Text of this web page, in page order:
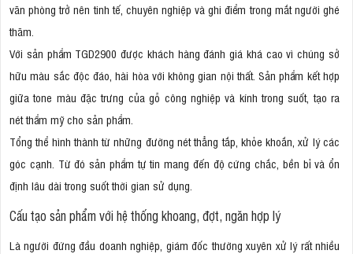
văn phòng trở nên tinh tế, chuyên nghiệp và ghi điểm trong mắt người ghé
thăm.
Với sản phẩm TGD2900 được khách hàng đánh giá khá cao vì chúng sở
hữu màu sắc độc đáo, hài hòa với không gian nội thất. Sản phẩm kết hợp
giữa tone màu đặc trưng của gỗ công nghiệp và kính trong suốt, tạo ra
nét thẩm mỹ cho sản phẩm.
Tổng thể hình thành từ những đường nét thẳng tắp, khỏe khoắn, xử lý các
góc cạnh. Từ đó sản phẩm tự tin mang đến độ cứng chắc, bền bỉ và ổn
định lâu dài trong suốt thời gian sử dụng.
Cấu tạo sản phẩm với hệ thống khoang, đợt, ngăn hợp lý
Là người đứng đầu doanh nghiệp, giám đốc thường xuyên xử lý rất nhiều